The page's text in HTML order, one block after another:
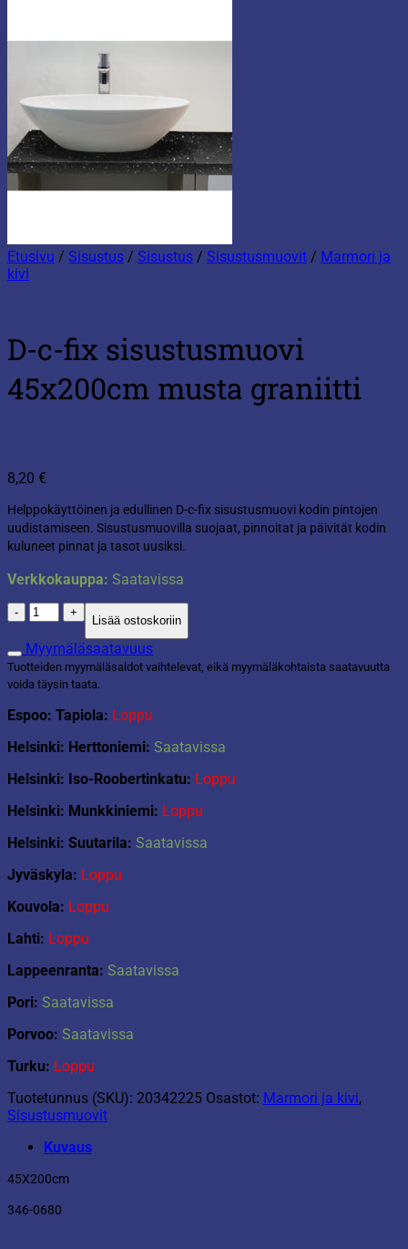
Etusivu / Sisustus / Sisustus / Sisustusmuovit / Marmori ja
kivi
D-c-fix sisustusmuovi
45x200cm musta graniitti
8,20 €
Helppokäyttöinen ja edullinen D-c-fix sisustusmuovi kodin pintojen
uudistamiseen. Sisustusmuovilla suojaat, pinnoitat ja päivität kodin
kuluneet pinnat ja tasot uusiksi.
Verkkokauppa: Saatavissa
D-
c-
fix
sisustusmuovi
45x200cm
musta
graniitti
Lisää ostoskoriin
Myymäläsaatavuus
Tuotteiden myymäläsaldot vaihtelevat, eikä myymäläkohtaista saatavuutta
voida täysin taata.
Espoo: Tapiola: Loppu
Helsinki: Herttoniemi: Saatavissa
Helsinki: Iso-Roobertinkatu: Loppu
Helsinki: Munkkiniemi: Loppu
Helsinki: Suutarila: Saatavissa
Jyväskyla: Loppu
Kouvola: Loppu
Lahti: Loppu
Lappeenranta: Saatavissa
Pori: Saatavissa
Porvoo: Saatavissa
Turku: Loppu
Tuotetunnus (SKU): 20342225 Osastot: Marmori ja kivi,
Sisustusmuovit
Kuvaus
45X200cm
346-0680